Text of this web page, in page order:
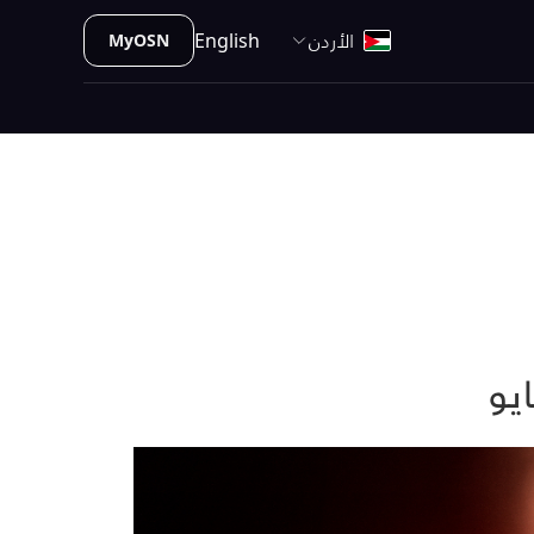
الأردن English
MyOSN